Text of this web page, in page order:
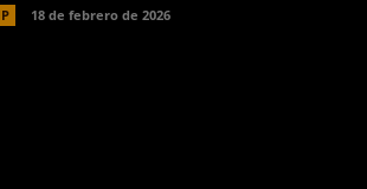
18 de febrero de 2026